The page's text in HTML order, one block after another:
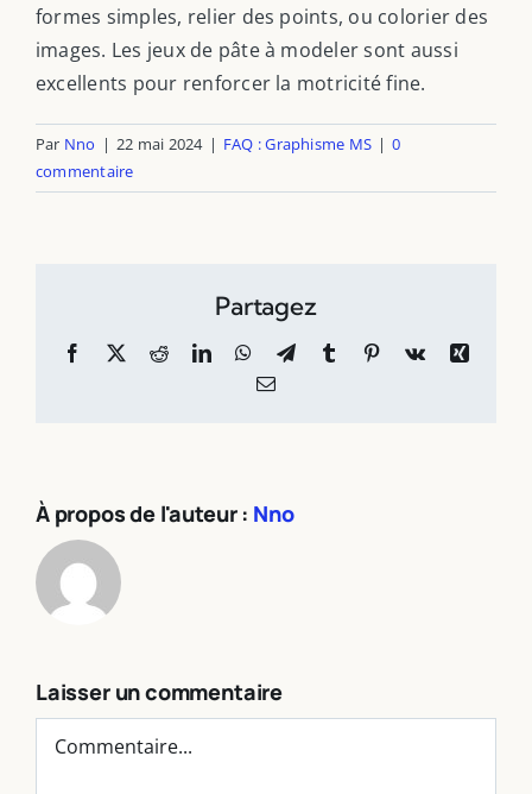
formes simples, relier des points, ou colorier des
images. Les jeux de pâte à modeler sont aussi
excellents pour renforcer la motricité fine.
Par Nno | 22 mai 2024 | FAQ : Graphisme MS | 0
commentaire
Partagez
Facebook
X RedditLinkedInWhatsApp
TelegramTumblr Pinterest
Vk
Xing
Email
À propos de l'auteur : Nno
Laisser un commentaire
Commentaire